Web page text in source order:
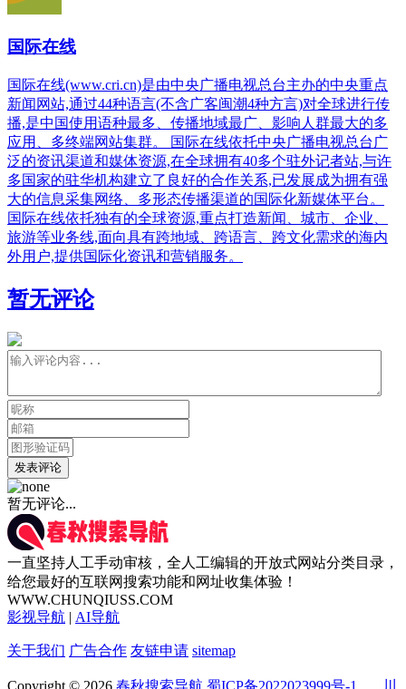
国际在线
国际在线(www.cri.cn)是由中央广播电视总台主办的中央重点
新闻网站,通过44种语言(不含广客闽潮4种方言)对全球进行传
播,是中国使用语种最多、传播地域最广、影响人群最大的多
应用、多终端网站集群。 国际在线依托中央广播电视总台广
泛的资讯渠道和媒体资源,在全球拥有40多个驻外记者站,与许
多国家的驻华机构建立了良好的合作关系,已发展成为拥有强
大的信息采集网络、多形态传播渠道的国际化新媒体平台。
国际在线依托独有的全球资源,重点打造新闻、城市、企业、
旅游等业务线,面向具有跨地域、跨语言、跨文化需求的海内
外用户,提供国际化资讯和营销服务。
暂无评论
发表评论
暂无评论...
一直坚持人工手动审核，全人工编辑的开放式网站分类目录，
给您最好的互联网搜索功能和网址收集体验！
WWW.CHUNQIUSS.COM
影视导航 | AI导航
关于我们 广告合作 友链申请 sitemap
Copyright © 2026 春秋搜索导航 蜀ICP备2022023999号-1 川